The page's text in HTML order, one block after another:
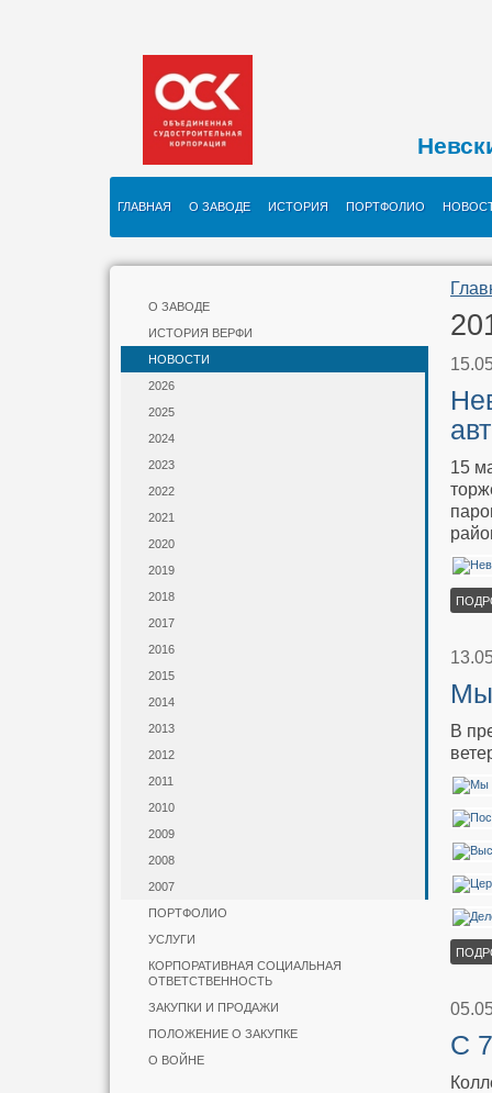
ГЛАВНАЯ О ЗАВОДЕ ИСТОРИЯ ПОРТФОЛИО
О ЗАВОДЕ
ИСТОРИЯ ВЕРФИ
НОВОСТИ
2026
2025
2024
2023
2022
2021
2020
2019
2018
2017
2016
2015
2014
2013
2012
2011
2010
2009
2008
2007
ПОРТФОЛИО
УСЛУГИ
КОРПОРАТИВНАЯ СОЦИАЛЬНАЯ
ОТВЕТСТВЕННОСТЬ
ЗАКУПКИ И ПРОДАЖИ
ПОЛОЖЕНИЕ О ЗАКУПКЕ
О ВОЙНЕ
15
Мы
В
С